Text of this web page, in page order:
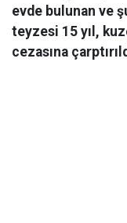
evde bulunan ve
teyzesi 15 yıl,
cezasına